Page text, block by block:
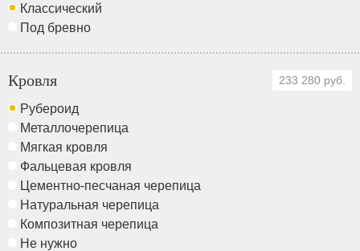
Классический
Под бревно
Кровля 233 280 руб.
Рубероид
Металлочерепица
Мягкая кровля
Фальцевая кровля
Цементно-песчаная черепица
Натуральная черепица
Композитная черепица
Не нужно